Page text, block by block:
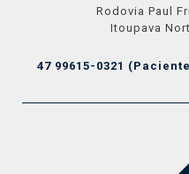
Rodovia Paul
Itoupava
47 99615-0321